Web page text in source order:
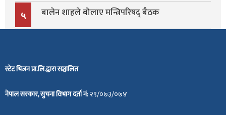
५ बालेन शाहले बोलाए मन्त्रिपरिषद् बैठक
स्टेट भिजन प्रा.लि.द्वारा सञ्चालित
नेपाल सरकार, सुचना विभाग दर्ता नं:२९/०७३/०७४